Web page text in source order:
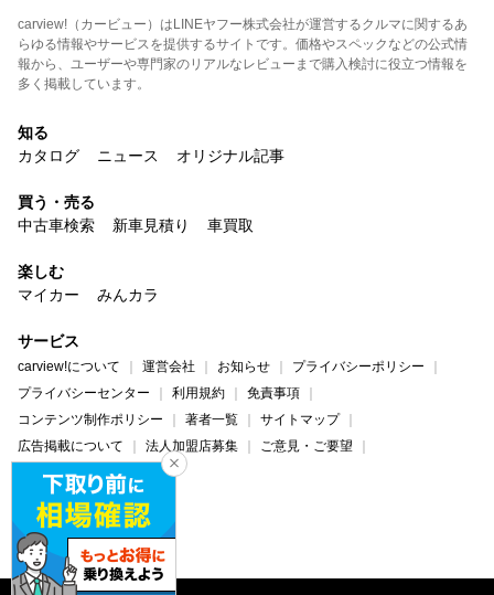
carview!（カービュー）はLINEヤフー株式会社が運営するクルマに関するあ
らゆる情報やサービスを提供するサイトです。価格やスペックなどの公式情
報から、ユーザーや専門家のリアルなレビューまで購入検討に役立つ情報を
多く掲載しています。
知る
カタログ
ニュース オリジナル記事
買う・売る
中古車検索
新車見積り 車買取
楽しむ
マイカー
みんカラ
サービス
carview!について 運営会社 お知らせ
プライバシーポリシー
プライバシーセンター
利用規約
免責事項
コンテンツ制作ポリシー
著者一覧
サイトマップ
広告掲載について
法人加盟店募集
ご意見・ご要望
ヘルプ・お問い合わせ
carview! Yahoo! JAPAN